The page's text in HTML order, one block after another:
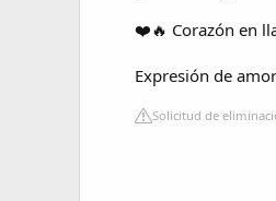
❤️🔥 Corazón en
Expresión de
Solicitud de